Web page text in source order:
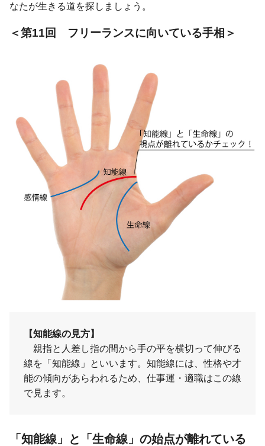
なたが生きる道を探しましょう。
＜第11回 フリーランスに向いている手相＞
【知能線の見方】
親指と人差し指の間から手の平を横切って伸びる
線を「知能線」といいます。知能線には、性格や才
能の傾向があらわれるため、仕事運・適職はこの線
で見ます。
「知能線」と「生命線」の始点が離れている